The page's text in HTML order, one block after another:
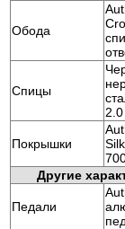
Обода
Спицы
Покрышки
Другие
Педали